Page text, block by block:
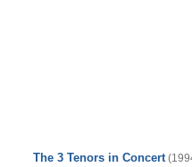
The 3 Tenors in Concert